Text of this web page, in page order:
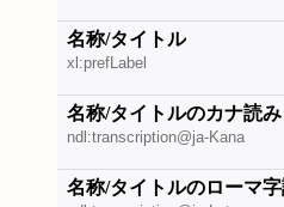
名称/タイトル
xl:prefLabel
名称/タイトルのカナ読み
ndl:transcription@ja-Kana
名称/タイトルのローマ